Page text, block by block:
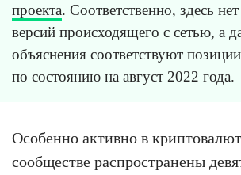
проекта. Соответственно, здесь
версий происходящего с сетью, а
объяснения соответствуют
по состоянию на август 2022 года.
Особенно активно в
сообществе распространены